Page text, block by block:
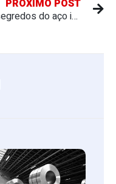
PRÓXIMO POST
Os segredos do aço inoxidável. Por que ele é o rei da durabilidade?